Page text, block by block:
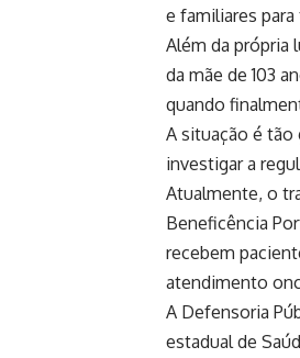
e familiares
Além da própria
da mãe de 103
quando
A situação é tão
investigar a
Atualmente, o
Beneficência
recebem
atendimento
A Defensoria
estadual de